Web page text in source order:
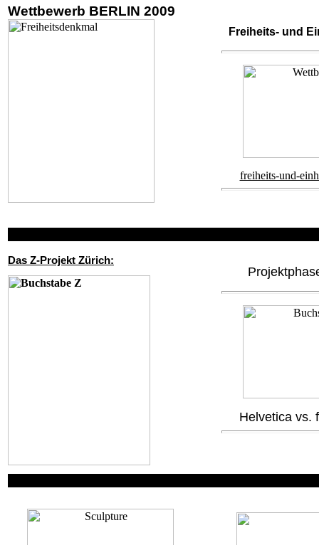
Wettbewerb BERLIN 2009
Freiheits- und
freiheits-und-
Das Z-Projekt Zürich:
Helvetica vs.